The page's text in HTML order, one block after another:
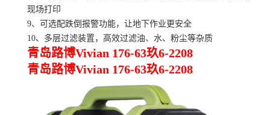
现场打印
9、可选配跌倒报警功能，让地下作业更安全
10、多层过滤装置，高效过滤油、水、粉尘等杂质
青岛路博Vivian 176-63玖6-2208
青岛路博Vivian 176-63玖6-2208